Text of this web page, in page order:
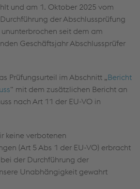
und am 1. Oktober 2025 vom
der Abschlussprüfung
seit dem am
Geschäftsjahr Abschlussprüfer
Prüfungsurteil im Abschnitt „Bericht
“ mit dem zusätzlichen Bericht an
nach Art 11 der EU-VO in
keine verbotenen
(Art 5 Abs 1 der EU-VO) erbracht
der Durchführung der
Unabhängigkeit gewahrt